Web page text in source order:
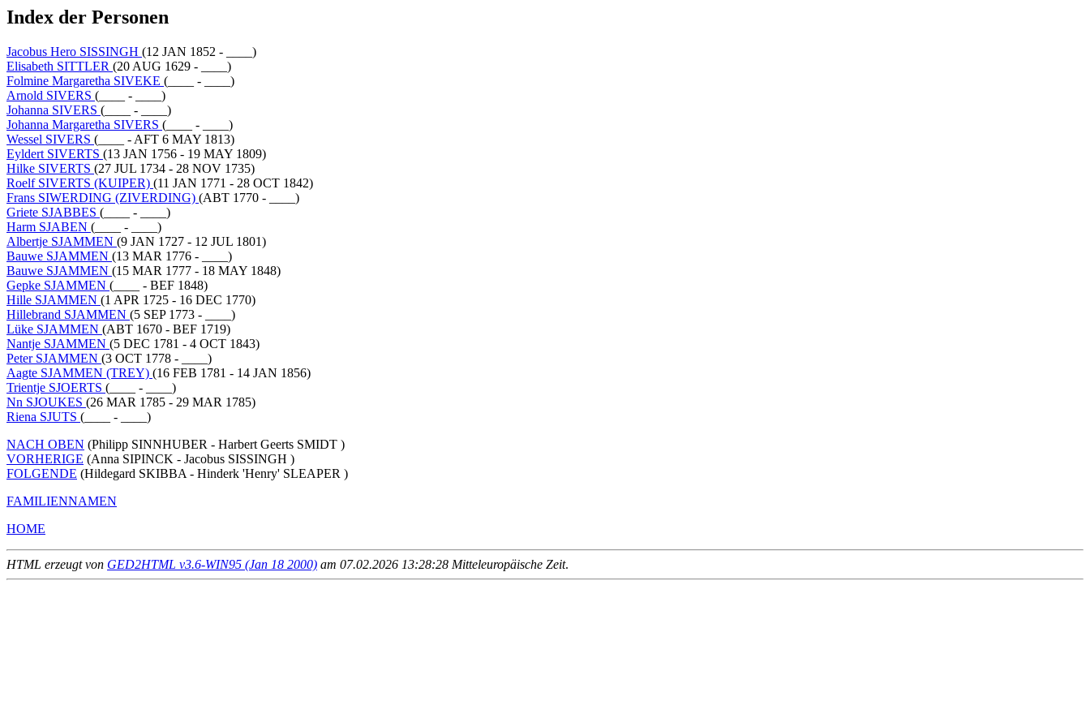
Index der Personen
Jacobus Hero SISSINGH (12 JAN 1852 - ____)
Elisabeth SITTLER (20 AUG 1629 - ____)
Folmine Margaretha SIVEKE (____ - ____)
Arnold SIVERS (____ - ____)
Johanna SIVERS (____ - ____)
Johanna Margaretha SIVERS (____ - ____)
Wessel SIVERS (____ - AFT 6 MAY 1813)
Eyldert SIVERTS (13 JAN 1756 - 19 MAY 1809)
Hilke SIVERTS (27 JUL 1734 - 28 NOV 1735)
Roelf SIVERTS (KUIPER) (11 JAN 1771 - 28 OCT 1842)
Frans SIWERDING (ZIVERDING) (ABT 1770 - ____)
Griete SJABBES (____ - ____)
Harm SJABEN (____ - ____)
Albertje SJAMMEN (9 JAN 1727 - 12 JUL 1801)
Bauwe SJAMMEN (13 MAR 1776 - ____)
Bauwe SJAMMEN (15 MAR 1777 - 18 MAY 1848)
Gepke SJAMMEN (____ - BEF 1848)
Hille SJAMMEN (1 APR 1725 - 16 DEC 1770)
Hillebrand SJAMMEN (5 SEP 1773 - ____)
Lüke SJAMMEN (ABT 1670 - BEF 1719)
Nantje SJAMMEN (5 DEC 1781 - 4 OCT 1843)
Peter SJAMMEN (3 OCT 1778 - ____)
Aagte SJAMMEN (TREY) (16 FEB 1781 - 14 JAN 1856)
Trientje SJOERTS (____ - ____)
Nn SJOUKES (26 MAR 1785 - 29 MAR 1785)
Riena SJUTS (____ - ____)
NACH OBEN (Philipp SINNHUBER - Harbert Geerts SMIDT )
VORHERIGE (Anna SIPINCK - Jacobus SISSINGH )
FOLGENDE (Hildegard SKIBBA - Hinderk 'Henry' SLEAPER )
FAMILIENNAMEN
HOME
HTML erzeugt von GED2HTML v3.6-WIN95 (Jan 18 2000) am 07.02.2026 13:28:28 Mitteleuropäische Zeit.